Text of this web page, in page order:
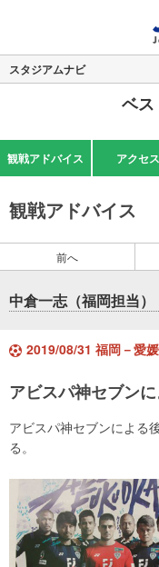
スタジアムナビ
ベ
観戦アドバイス アクセス
観戦アドバイス
前へ
中倉一志（福岡担当）
2019/08/31 福岡－愛媛
アビスパ神セブン
アビスパ神セブンによる
る。